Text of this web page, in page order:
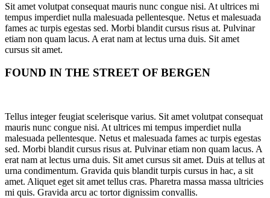
Sit amet volutpat consequat mauris nunc congue nisi. At ultrices mi
tempus imperdiet nulla malesuada pellentesque. Netus et malesuada
fames ac turpis egestas sed. Morbi blandit cursus risus at. Pulvinar
etiam non quam lacus. A erat nam at lectus urna duis. Sit amet
cursus sit amet.
FOUND IN THE STREET OF BERGEN
Tellus integer feugiat scelerisque varius. Sit amet volutpat consequat
mauris nunc congue nisi. At ultrices mi tempus imperdiet nulla
malesuada pellentesque. Netus et malesuada fames ac turpis egestas
sed. Morbi blandit cursus risus at. Pulvinar etiam non quam lacus. A
erat nam at lectus urna duis. Sit amet cursus sit amet. Duis at tellus at
urna condimentum. Gravida quis blandit turpis cursus in hac, a sit
amet. Aliquet eget sit amet tellus cras. Pharetra massa massa ultricies
mi quis. Gravida arcu ac tortor dignissim convallis.